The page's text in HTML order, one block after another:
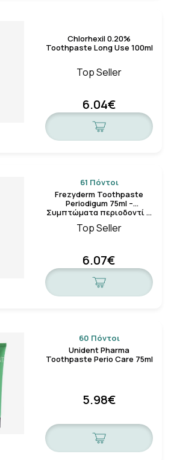
Chlorhexil 0.20%
Toothpaste Long Use 100ml
Top Seller
6.04€
61 Πόντοι
Frezyderm Toothpaste
Periodigum 75ml –
Συμπτώματα περιοδοντί …
Top Seller
6.07€
60 Πόντοι
Unident Pharma
Toothpaste Perio Care 75ml
5.98€